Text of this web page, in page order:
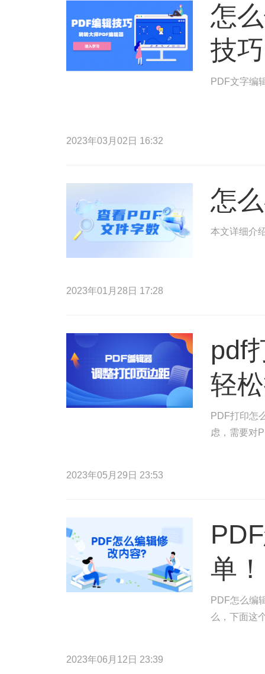
怎
技巧
PDF文字编
2023年03月02日 16:32
怎
本文详细介
2023年01月28日 17:28
pdf
轻
PDF打印怎
虑，需要对
2023年05月29日 23:53
单！
PDF怎么编
么，下面这
2023年06月12日 23:39